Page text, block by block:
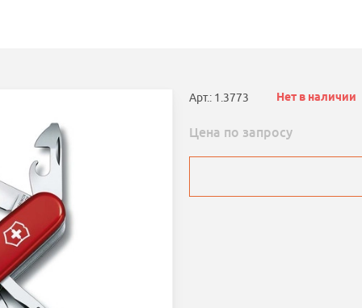
Арт.: 1.3773 Нет в наличии
Цена по запросу